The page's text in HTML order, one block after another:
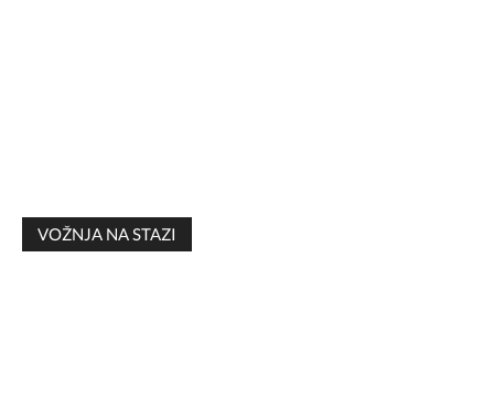
VOŽNJA NA STAZI